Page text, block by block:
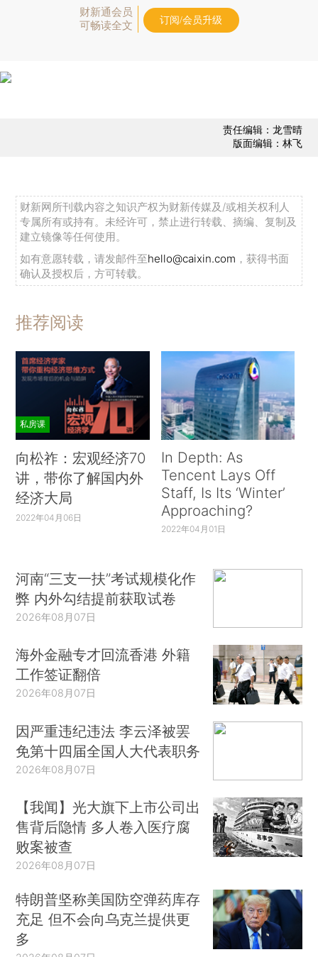
财新通会员
可畅读全文
订阅/会员升级
责任编辑：龙雪晴
版面编辑：林飞
财新网所刊载内容之知识产权为财新传媒及/或相关权利人
专属所有或持有。未经许可，禁止进行转载、摘编、复制及
建立镜像等任何使用。
如有意愿转载，请发邮件至hello@caixin.com ，获得书面
确认及授权后，方可转载。
推荐阅读
私房课
向松祚：宏观经济70
讲，带你了解国内外
经济大局
2022年04月06日
In Depth: As
Tencent Lays Off
Staff, Is Its ‘Winter’
Approaching?
2022年04月01日
河南“三支一扶”考试规模化作
弊 内外勾结提前获取试卷
2026年08月07日
海外金融专才回流香港 外籍
工作签证翻倍
2026年08月07日
因严重违纪违法 李云泽被罢
免第十四届全国人大代表职务
2026年08月07日
【我闻】光大旗下上市公司出
售背后隐情 多人卷入医疗腐
败案被查
2026年08月07日
特朗普坚称美国防空弹药库存
充足 但不会向乌克兰提供更
多